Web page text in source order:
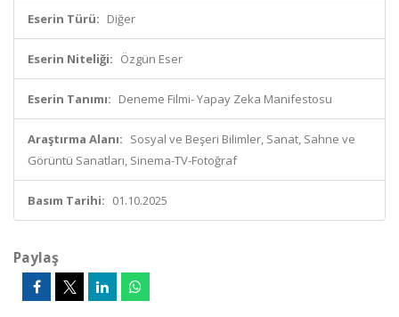
Eserin Türü: Diğer
Eserin Niteliği: Özgün Eser
Eserin Tanımı: Deneme Filmi- Yapay Zeka Manifestosu
Araştırma Alanı: Sosyal ve Beşeri Bilimler, Sanat, Sahne ve
Görüntü Sanatları, Sinema-TV-Fotoğraf
Basım Tarihi: 01.10.2025
Paylaş